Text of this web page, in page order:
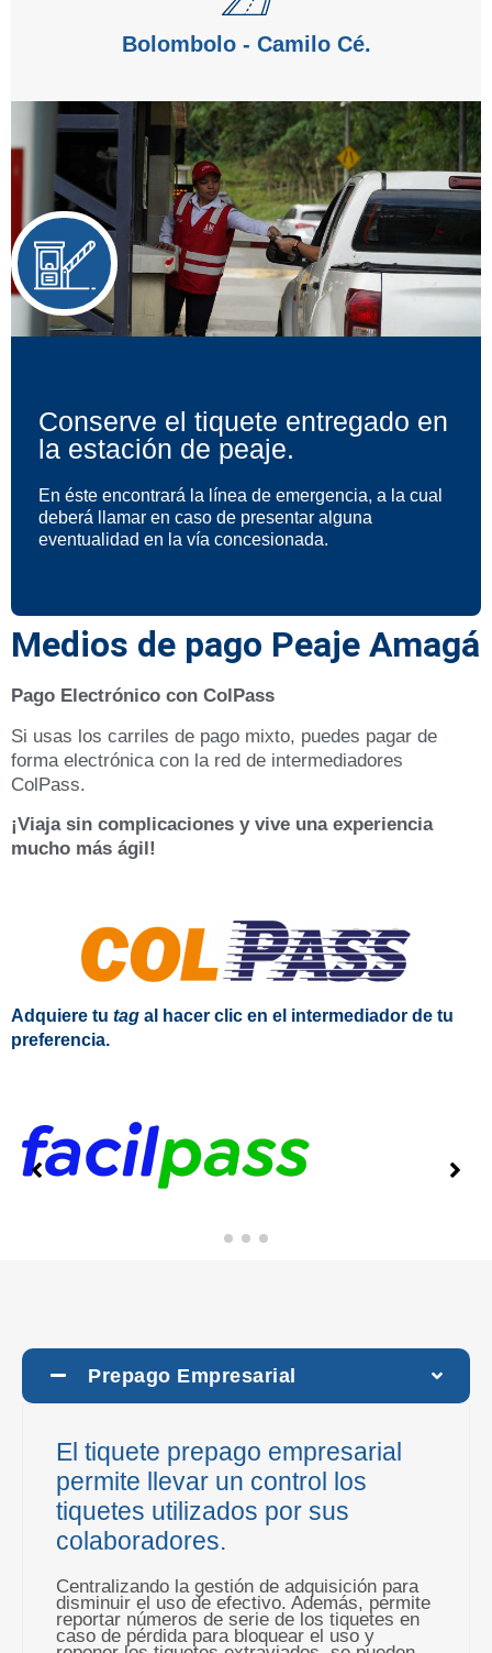
Conserve el tiquete entregado en
la estación de peaje.
En éste encontrará la línea de emergencia, a la cual
deberá llamar en caso de presentar alguna
eventualidad en la vía concesionada.
Bolombolo - Camilo Cé.
Medios de pago Peaje Amagá
Pago Electrónico con ColPass
Si usas los carriles de pago mixto, puedes pagar de
forma electrónica con la red de intermediadores
ColPass.
¡Viaja sin complicaciones y vive una experiencia
mucho más ágil!
Adquiere tu tag al hacer clic en el intermediador de tu
preferencia.
Prepago Empresarial
El tiquete prepago empresarial
permite llevar un control los
tiquetes utilizados por sus
colaboradores.
Centralizando la gestión de adquisición para
disminuir el uso de efectivo. Además, permite
reportar números de serie de los tiquetes en
caso de pérdida para bloquear el uso y